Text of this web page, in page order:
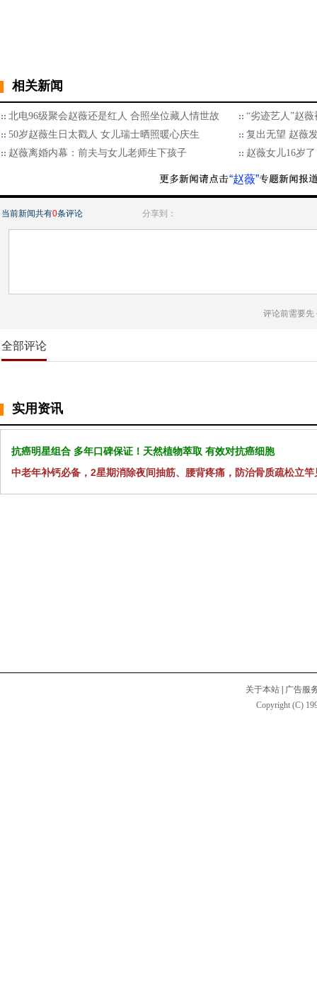
相关新闻
北电96级聚会赵薇还是红人 合照坐位藏人情世故
“劣迹艺人”赵
50岁赵薇生日太戳人 女儿瑞士晒照暖心庆生
复出无望 赵薇
赵薇离婚内幕：前夫与女儿老师生下孩子
赵薇女儿16岁
“赵薇”
当前新闻共有0条评论 分享到：
评论前需要先
全部评论
实用资讯
抗癌明星组合 多年口碑保证！天然植物萃取 有效对抗癌细胞
中老年补钙必备，2星期消除夜间抽筋、腰背疼痛，防治骨质疏松立竿
关于本站
广告服
Copyright (C)